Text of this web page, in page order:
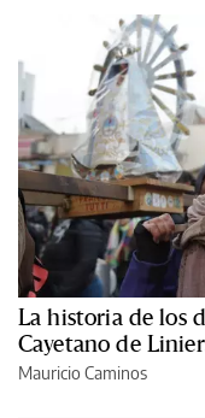
La historia de los
Cayetano de
Mauricio Caminos